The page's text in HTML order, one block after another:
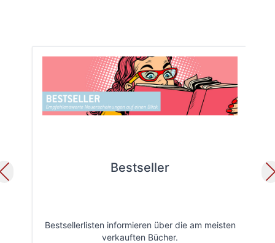
Bestseller
Bestsellerlisten informieren über die am meisten
verkauften Bücher.